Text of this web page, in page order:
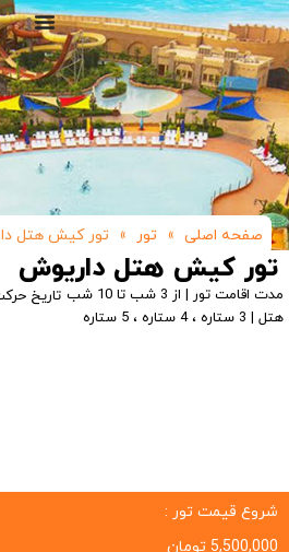
صفحه اصلی » تور » تور کیش هتل
تور کیش هتل داریوش
مدت اقامت تور | از 3 شب تا 10 شب
تاریخ
هتل | 3 ستاره ، 4 ستاره ، 5 ستاره
شروع قیمت تور :
5,500,000 تومان